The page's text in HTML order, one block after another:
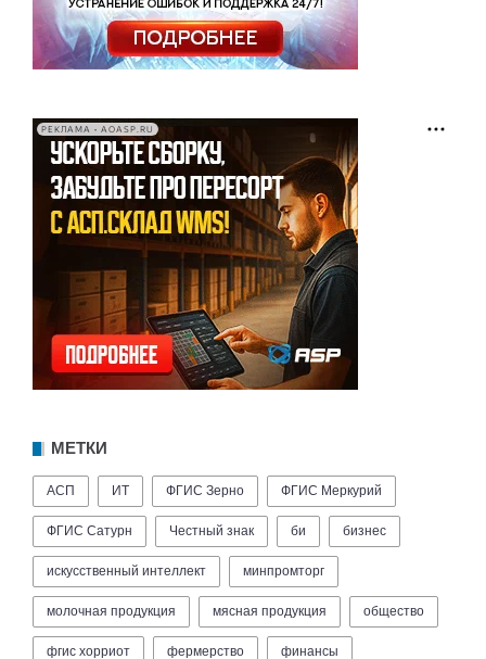
РЕКЛАМА • AOASP.RU
МЕТКИ
АСП ИТ ФГИС Зерно ФГИС Меркурий
ФГИС Сатурн Честный знак би бизнес
искусственный интеллект минпромторг
молочная продукция мясная продукция общество
фгис хорриот фермерство финансы